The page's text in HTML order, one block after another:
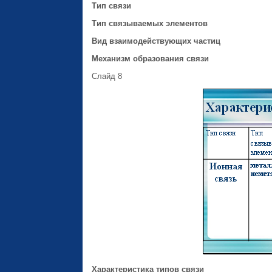
Тип связи
Тип связываемых элементов
Вид взаимодействующих частиц
Механизм образования связи
Слайд 8
Характеристика типов связи